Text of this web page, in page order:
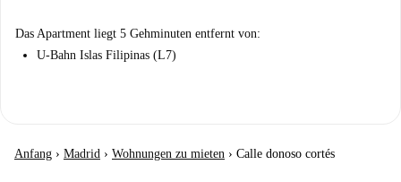
Das Apartment liegt 5 Gehminuten entfernt von:
U-Bahn Islas Filipinas (L7)
Anfang › Madrid › Wohnungen zu mieten › Calle donoso cortés